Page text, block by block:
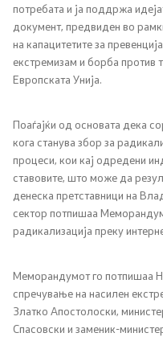
потребата и ја поддржа
документ, предвиден во
на капацитетите за
екстремизам и борба против
Европската Унија.
Поаѓајќи од основата дека
кога станува збор за
процеси, кои кај одредени
ставовите, што може да
денеска претставници на
сектор потпишаа
радикализација преку
Меморандумот го потпишаа
спречување на насилен
Златко Апостолоски,
Спасовски и заменик-